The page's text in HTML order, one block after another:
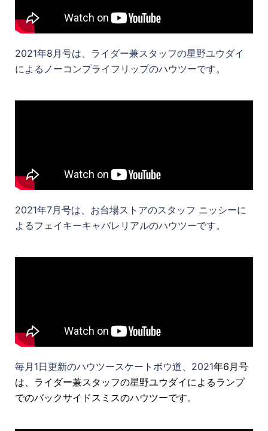
2021年8月号は、ライダー兼スタッフの星野ユウダイ
によるノーコンプライフリップのハウツーです。
2021年7月号は、お台場ストアのスタッフ ニッシーに
よるフェイキーキャバレリアルのハウツーです。
毎月1日更新のハウツースケートボウ道、2021年6月号
は、ライダー兼スタッフの星野ユウダイによるランプ
でのバックサイドスミスのハウツーです。